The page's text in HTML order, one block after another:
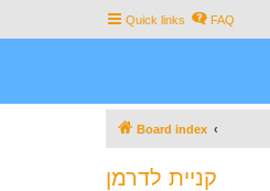
Quick links FAQ
Board index
קניית לדרמן